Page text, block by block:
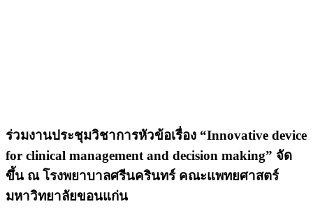
ร่วมงานประชุมวิชาการหัวข้อเรื่อง “Innovative device
for clinical management and decision making” จัด
ขึ้น ณ โรงพยาบาลศรีนครินทร์ คณะแพทยศาสตร์
มหาวิทยาลัยขอนแก่น